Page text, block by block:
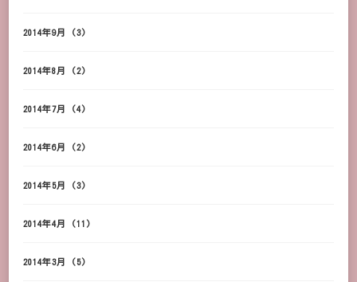
2014年9月 (3)
2014年8月 (2)
2014年7月 (4)
2014年6月 (2)
2014年5月 (3)
2014年4月 (11)
2014年3月 (5)